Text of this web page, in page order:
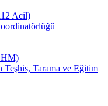
Acil)
Tarama ve Eğitim